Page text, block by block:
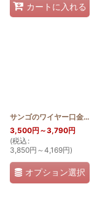
カートに入れる
サンゴのワイヤー口金ポーチ18cm
3,500円 ～3,790円
(税込 :
3,850円 ～4,169円)
オプション選択